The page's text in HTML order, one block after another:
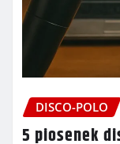
DISCO-POLO
5 piosenek